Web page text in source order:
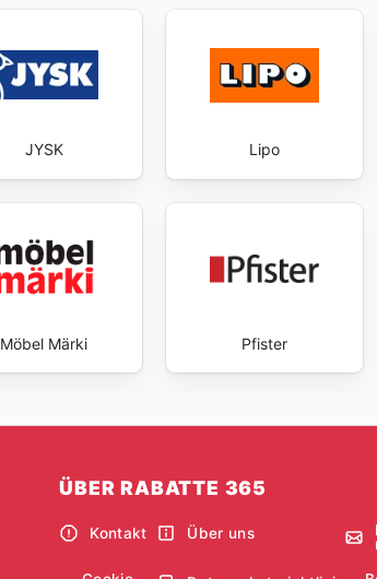
JYSK Lipo
Möbel Märki Pfister
ÜBER RABATTE 365
Kontakt Über uns